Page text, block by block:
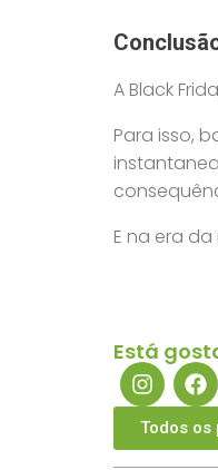
A Black
Para isso,
E na era
Está
Todos os